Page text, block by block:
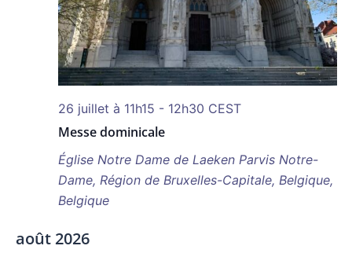
Messe dominicale
26 juillet à 11h15 - 12h30 CEST
Église Notre Dame de Laeken Parvis Notre-
Dame, Région de Bruxelles-Capitale, Belgique,
Belgique
août 2026